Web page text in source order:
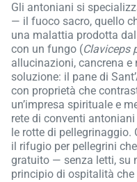
Gli antoniani si
— il fuoco sacro, quello
una malattia prodotta
con un fungo (Claviceps
allucinazioni, cancrena
soluzione: il pane di
con proprietà che
un’impresa spirituale e
rete di conventi
le rotte di
il rifugio per pellegrini
gratuito — senza letti, su
principio di ospitalità